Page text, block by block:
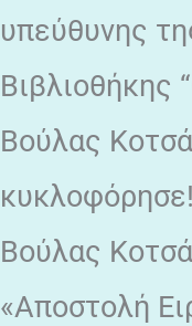
υπεύθυνης
Βιβλιοθήκης
Βούλας
Βούλας
«Αποστολή